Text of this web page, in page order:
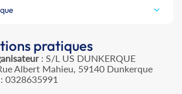
pratiques
: S/L US DUNKERQUE
Albert Mahieu, 59140 Dunkerque
0328635991